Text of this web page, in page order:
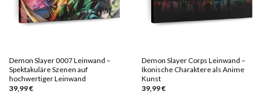
Demon Slayer 0007 Leinwand –
Spektakuläre Szenen auf
hochwertiger Leinwand
39,99€
Demon Slayer Corps Leinwand –
Ikonische Charaktere als Anime
Kunst
39,99€